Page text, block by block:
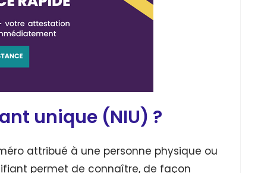
unique (NIU) ?
attribué à une personne physique ou
permet de connaître, de façon